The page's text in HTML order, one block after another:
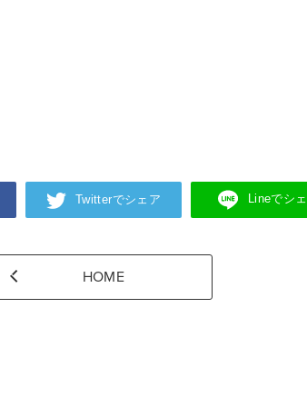
Twitterでシェア Lineでシ
HOME